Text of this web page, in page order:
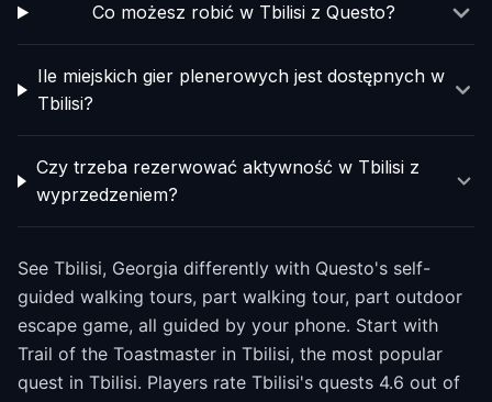
Co możesz robić w Tbilisi z Questo?
Ile miejskich gier plenerowych jest dostępnych w
Tbilisi?
Czy trzeba rezerwować aktywność w Tbilisi z
wyprzedzeniem?
See Tbilisi, Georgia differently with Questo's self-
guided walking tours, part walking tour, part outdoor
escape game, all guided by your phone. Start with
Trail of the Toastmaster in Tbilisi, the most popular
quest in Tbilisi. Players rate Tbilisi's quests 4.6 out of